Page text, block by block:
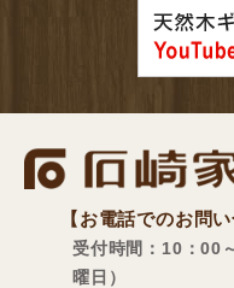
【お電話でのお問
受付時間：10：00
曜日）